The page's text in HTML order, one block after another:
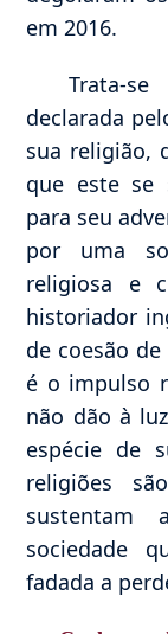
em 2016.
Trata-
declarada
sua religião,
que este se
para seu
por uma
religiosa e
historiador
de coesão
é o impulso
não dão à
espécie de
religiões
sustentam
sociedade
fadada a